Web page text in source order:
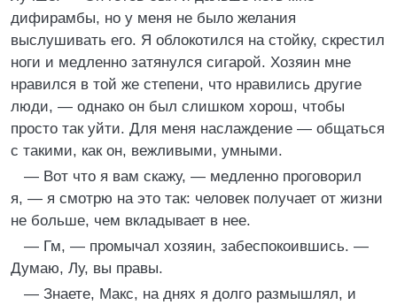
дифирамбы, но у меня не было желания
выслушивать его. Я облокотился на стойку, скрестил
ноги и медленно затянулся сигарой. Хозяин мне
нравился в той же степени, что нравились другие
люди, — однако он был слишком хорош, чтобы
просто так уйти. Для меня наслаждение — общаться
с такими, как он, вежливыми, умными.
— Вот что я вам скажу, — медленно проговорил
я, — я смотрю на это так: человек получает от жизни
не больше, чем вкладывает в нее.
— Гм, — промычал хозяин, забеспокоившись. —
Думаю, Лу, вы правы.
— Знаете, Макс, на днях я долго размышлял, и